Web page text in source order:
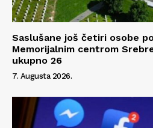
Saslušane još četiri osobe
Memorijalnim centrom
ukupno 26
7. Augusta 2026.